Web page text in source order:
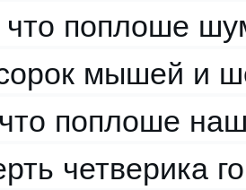
поплоше
мышей и
поплоше
четверика